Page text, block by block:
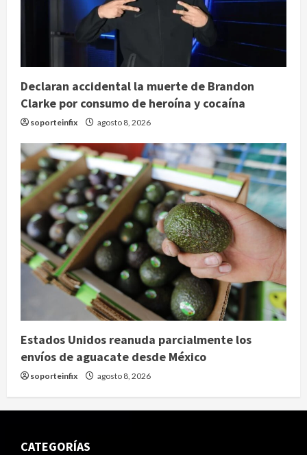
Declaran accidental la muerte de Brandon
Clarke por consumo de heroína y cocaína
soporteinfix agosto 8, 2026
Estados Unidos reanuda parcialmente los
envíos de aguacate desde México
soporteinfix agosto 8, 2026
CATEGORÍAS